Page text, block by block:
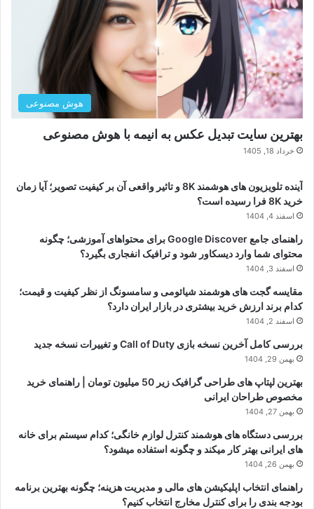
هوش مصنوعی
بهترین سایت تبدیل عکس به انیمه با هوش مصنوعی
خرداد 18, 1405
آینده تلویزیون های هوشمند 8K و تاثیر واقعی آن بر کیفیت تصویر؛ آیا زمان
خرید 8K فرا رسیده است؟
اسفند 4, 1404
راهنمای جامع Google Discover برای محتواهای آموزشی؛ چگونه
محتوای شما وارد دیسکاور شود و ترافیک انفجاری بگیرد؟
اسفند 3, 1404
مقایسه گجت های هوشمند شیائومی و سامسونگ از نظر کیفیت و قیمت؛
کدام برند ارزش خرید بیشتری در بازار ایران دارد؟
اسفند 2, 1404
بررسی کامل آخرین نسخه بازی Call of Duty و تغییرات نسخه جدید
بهمن 29, 1404
بهترین لپتاپ های طراحی گرافیک زیر 50 میلیون تومان | راهنمای خرید
مخصوص طراحان ایرانی
بهمن 27, 1404
بررسی دستگاه های هوشمند کنترل لوازم خانگی؛ کدام سیستم برای خانه
های ایرانی بهتر کار میکند و چگونه استفاده میشود؟
بهمن 26, 1404
راهنمای انتخاب اپلیکیشن های مالی و مدیریت هزینه؛ چگونه بهترین برنامه
بودجه بندی را برای کنترل مخارج انتخاب کنیم؟